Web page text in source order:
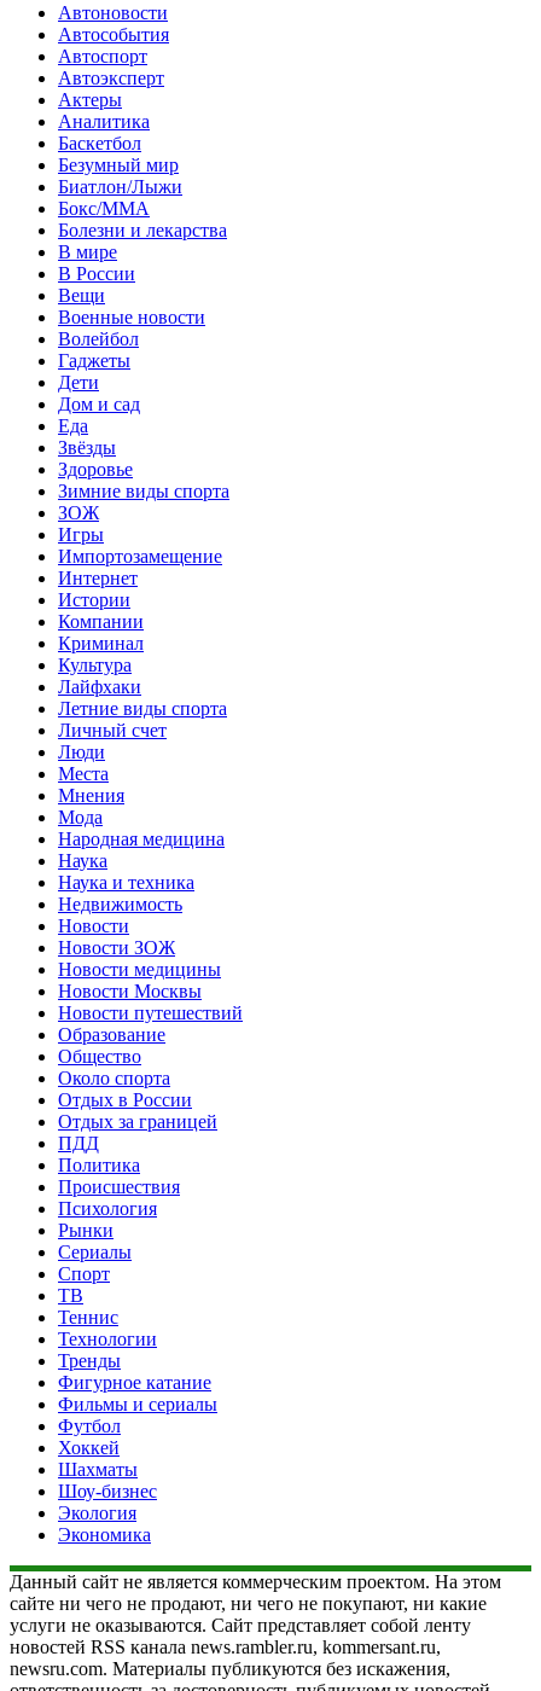
Автоновости
Автособытия
Автоспорт
Автоэксперт
Актеры
Аналитика
Баскетбол
Безумный мир
Биатлон/Лыжи
Бокс/MMA
Болезни и лекарства
В мире
В России
Вещи
Военные новости
Волейбол
Гаджеты
Дети
Дом и сад
Еда
Звёзды
Здоровье
Зимние виды спорта
ЗОЖ
Игры
Импортозамещение
Интернет
Истории
Компании
Криминал
Культура
Лайфхаки
Летние виды спорта
Личный счет
Люди
Места
Мнения
Мода
Народная медицина
Наука
Наука и техника
Недвижимость
Новости
Новости ЗОЖ
Новости медицины
Новости Москвы
Новости путешествий
Образование
Общество
Около спорта
Отдых в России
Отдых за границей
ПДД
Политика
Происшествия
Психология
Рынки
Сериалы
Спорт
ТВ
Теннис
Технологии
Тренды
Фигурное катание
Фильмы и сериалы
Футбол
Хоккей
Шахматы
Шоу-бизнес
Экология
Экономика
Данный сайт не является коммерческим проектом. На этом
сайте ни чего не продают, ни чего не покупают, ни какие
услуги не оказываются. Сайт представляет собой ленту
новостей RSS канала news.rambler.ru, kommersant.ru,
newsru.com. Материалы публикуются без искажения,